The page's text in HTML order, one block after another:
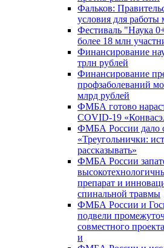
Фальков:
условия для
Фестиваль "Наука
более 18 млн
Финансирование
трлн рублей
Финансирование
профзаболеваний
млрд рублей
ФМБА готово
COVID-19
ФМБА России дало
«Треугольнички:
рассказывать»
ФМБА России
препарат и
спинальной травмы
ФМБА России и
подвели
совместного
и